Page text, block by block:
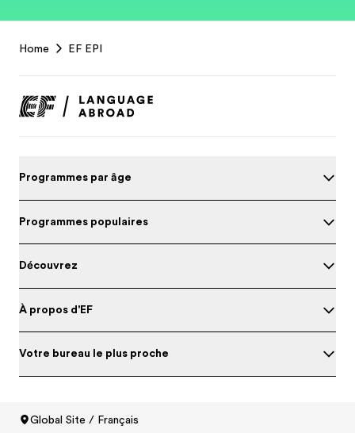
Footer
Home EF EPI
Programmes par âge
Programmes populaires
Découvrez
À propos d'EF
Votre bureau le plus proche
Global Site / Français